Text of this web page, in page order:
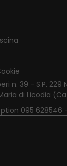
n. 39 - S.P. 229
di Licodia
095 628546